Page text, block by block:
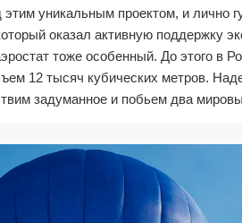
этим уникальным проектом, и лично
оказал активную поддержку
тоже особенный. До этого в
12 тысяч кубических метров.
задуманное и побьем два